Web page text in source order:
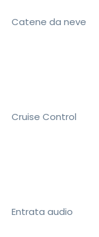
Catene da neve
Cruise Control
Entrata audio